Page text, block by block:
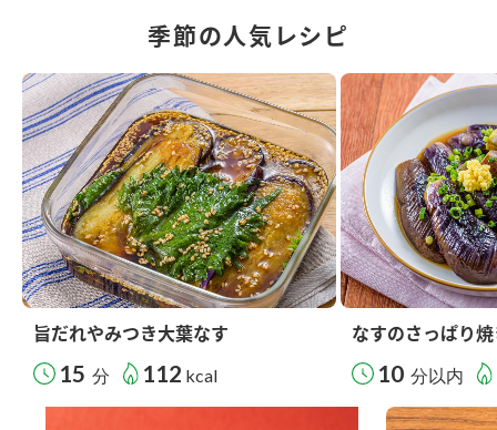
季節の人気レシピ
旨だれやみつき大葉なす
15 分 112 kcal
なすのさっぱり
10 分以内